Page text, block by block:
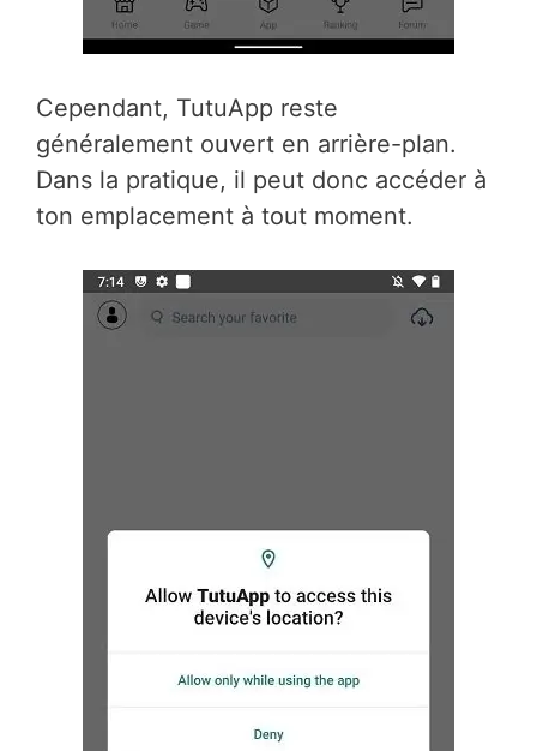
Cependant, TutuApp reste
généralement ouvert en arrière-plan.
Dans la pratique, il peut donc accéder à
ton emplacement à tout moment.